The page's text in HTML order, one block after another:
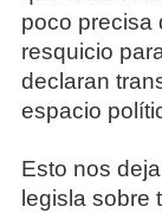
poco precisa
resquicio
declaran
espacio
Esto nos
legisla sobre